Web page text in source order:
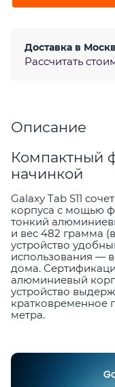
Доставка в
Рассчитать
Описание
Компактный
начинкой
Galaxy Tab S11
корпуса с мощью
тонкий
и вес 482 грамма
устройство
использования —
дома.
алюминиевый
устройство
кратковременное
метра.